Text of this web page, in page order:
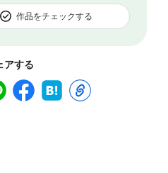
作品をチェックする
アする